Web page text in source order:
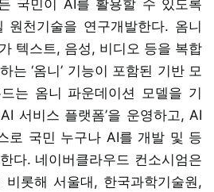
국민이 AI를 활용할 수 있도록
원천기술을 연구개발한다. 옴니
텍스트, 음성, 비디오 등을 복합
는 ‘옴니’ 기능이 포함된 기반 모
는 옴니 파운데이션 모델을 기
서비스 플랫폼’을 운영하고, AI
로 국민 누구나 AI를 개발 및 등
다. 네이버클라우드 컨소시엄은
비롯해 서울대, 한국과학기술원,